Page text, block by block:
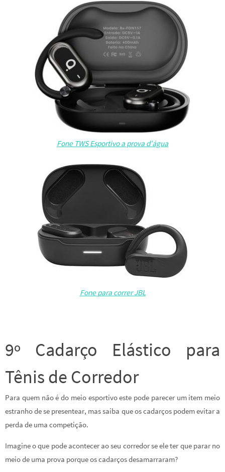
Fone TWS Esportivo a prova d’água
Fone para correr JBL
9º Cadarço Elástico para
Tênis de Corredor
Para quem não é do meio esportivo este pode parecer um item meio
estranho de se presentear, mas saiba que os cadarços podem evitar a
perda de uma competição.
Imagine o que pode acontecer ao seu corredor se ele ter que parar no
meio de uma prova porque os cadarços desamarraram?